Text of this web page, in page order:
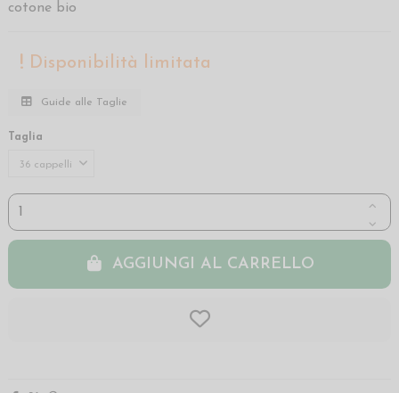
cotone bio
Disponibilità limitata
Guide alle Taglie
Taglia
AGGIUNGI AL CARRELLO